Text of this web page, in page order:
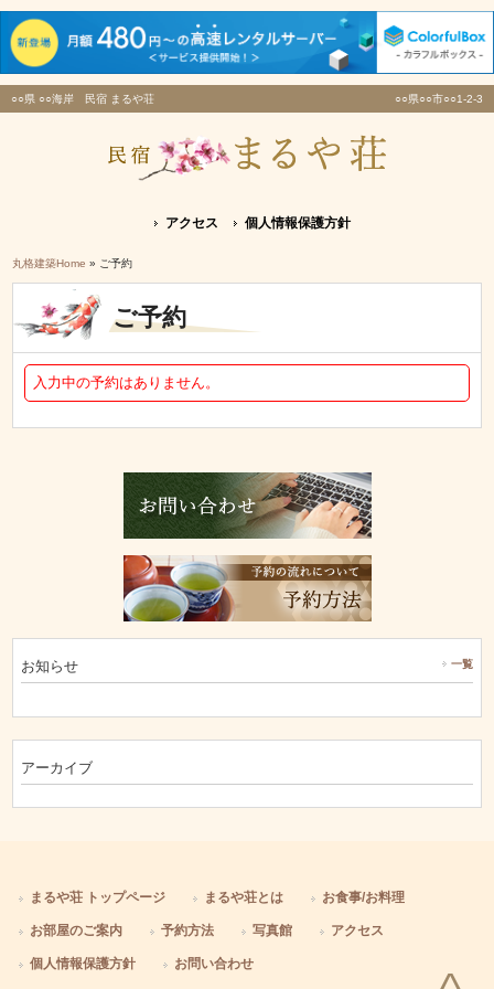
○○県 ○○海岸 民宿 まるや荘 ○○県○○市○○1-2-3
アクセス 個人情報保護方針
丸格建築Home » ご予約
ご予約
入力中の予約はありません。
お知らせ 一覧
アーカイブ
まるや荘 トップページ まるや荘とは お食事/お料理
お部屋のご案内 予約方法 写真館 アクセス
個人情報保護方針 お問い合わせ